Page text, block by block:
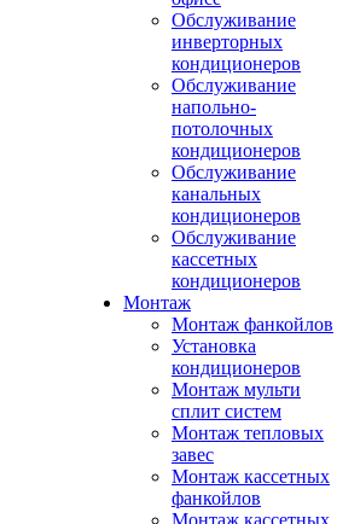
Обслуживание
инверторных
кондиционеров
Обслуживание
напольно-
потолочных
кондиционеров
Обслуживание
канальных
кондиционеров
Обслуживание
кассетных
кондиционеров
Монтаж
Монтаж фанкойлов
Установка
кондиционеров
Монтаж мульти
сплит систем
Монтаж тепловых
завес
Монтаж кассетных
фанкойлов
Монтаж кассетных